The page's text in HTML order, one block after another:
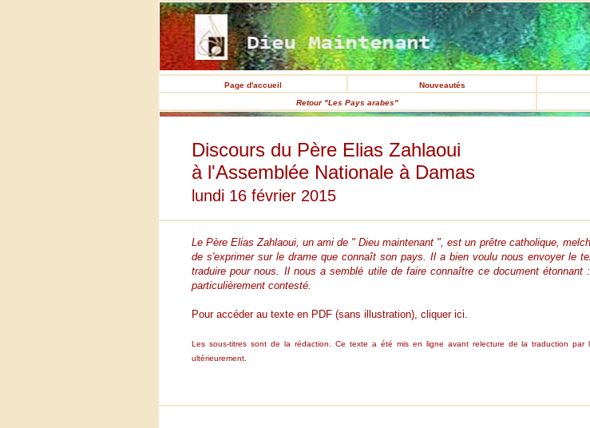
Page d'accueil Nouveautés
Retour "Les Pays arabes"
Discours du Père Elias Zahlaoui
à l'Assemblée Nationale à Damas
lundi 16 février 2015
Le Père Elias Zahlaoui, un ami de " Dieu maintenant ", est un prêtre catholique,
de s'exprimer sur le drame que connaît son pays. Il a bien voulu nous envoyer le
traduire pour nous. Il nous a semblé utile de faire connaître ce document
particulièrement contesté.
Pour accéder au texte en PDF (sans illustration), cliquer ici.
Les sous-titres sont de la rédaction. Ce texte a été mis en ligne avant relecture de la traduction
ultérieurement.